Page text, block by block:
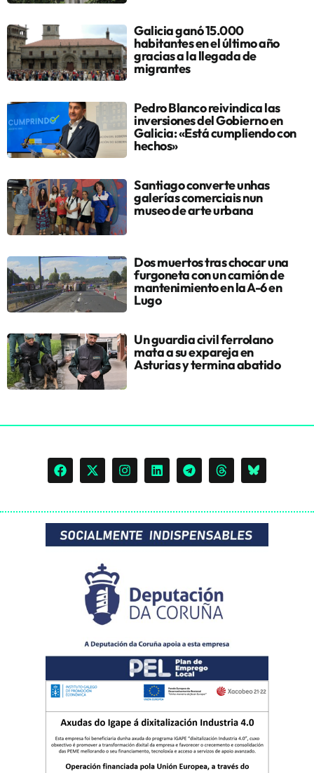
Galicia ganó 15.000
habitantes en el último año
gracias a la llegada de
migrantes
Pedro Blanco reivindica las
inversiones del Gobierno en
Galicia: «Está cumpliendo con
hechos»
Santiago converte unhas
galerías comerciais nun
museo de arte urbana
Dos muertos tras chocar una
furgoneta con un camión de
mantenimiento en la A-6 en
Lugo
Un guardia civil ferrolano
mata a su expareja en
Asturias y termina abatido